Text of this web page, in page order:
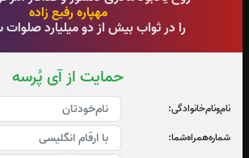
مهپاره رفیع زاده
را در ثواب بیش از دو میلیارد
حمایت از آی پُرسه
نام‌و‌نام‌خانوادگی:
شماره‌همراه‌شما:
0بار
0بار
0 بار
جزء 22
جزء 23